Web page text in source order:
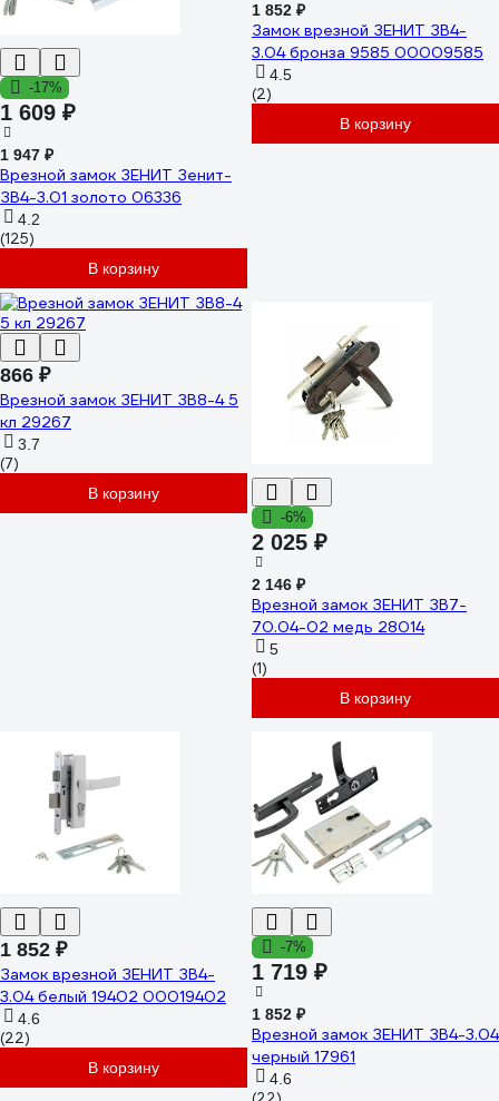
-17%
1 609 ₽
1 947 ₽
Врезной замок ЗЕНИТ Зенит-
ЗВ4-3.01 золото 06336
4.2
(125)
В корзину
1 852 ₽
Замок врезной ЗЕНИТ ЗВ4-
3.04 бронза 9585 00009585
4.5
(2)
В корзину
866 ₽
Врезной замок ЗЕНИТ ЗВ8-4 5
кл 29267
3.7
(7)
В корзину
-6%
2 025 ₽
2 146 ₽
Врезной замок ЗЕНИТ ЗВ7-
70.04-02 медь 28014
5
(1)
В корзину
1 852 ₽
Замок врезной ЗЕНИТ ЗВ4-
3.04 белый 19402 00019402
4.6
(22)
В корзину
-7%
1 719 ₽
1 852 ₽
Врезной замок ЗЕНИТ ЗВ4-3.04
черный 17961
4.6